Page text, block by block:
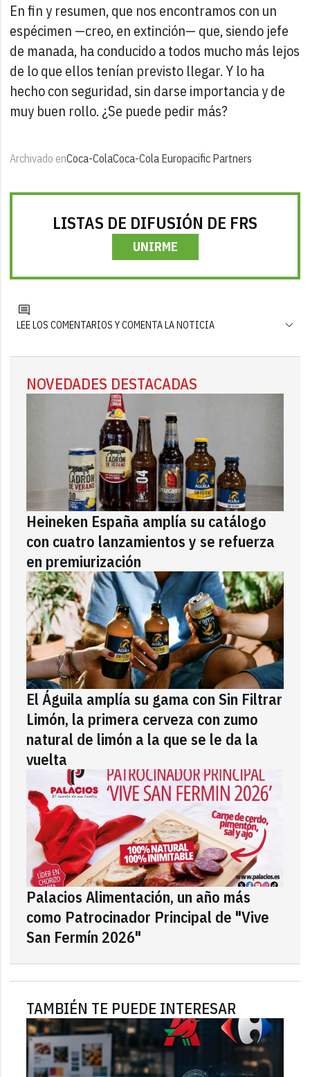
En fin y resumen, que nos encontramos con un
espécimen —creo, en extinción— que, siendo jefe
de manada, ha conducido a todos mucho más lejos
de lo que ellos tenían previsto llegar. Y lo ha
hecho con seguridad, sin darse importancia y de
muy buen rollo. ¿Se puede pedir más?
Archivado enCoca-ColaCoca-Cola Europacific Partners
LISTAS DE DIFUSIÓN DE FRS
UNIRME
LEE LOS COMENTARIOS Y COMENTA LA NOTICIA
NOVEDADES DESTACADAS
Heineken España amplía su catálogo
con cuatro lanzamientos y se refuerza
en premiurización
El Águila amplía su gama con Sin Filtrar
Limón, la primera cerveza con zumo
natural de limón a la que se le da la
vuelta
Palacios Alimentación, un año más
como Patrocinador Principal de "Vive
San Fermín 2026"
TAMBIÉN TE PUEDE INTERESAR